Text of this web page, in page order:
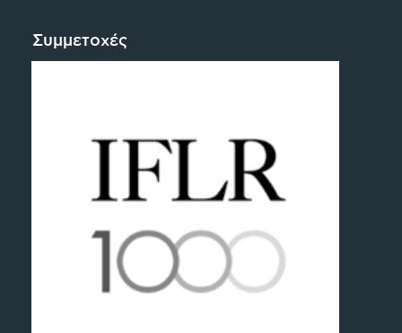
Συμμετοχές